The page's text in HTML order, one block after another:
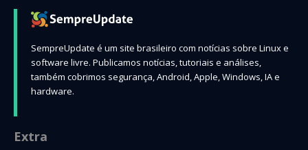
SempreUpdate é um site brasileiro com notícias sobre Linux e
software livre. Publicamos notícias, tutoriais e análises,
também cobrimos segurança, Android, Apple, Windows, IA e
hardware.
Extra